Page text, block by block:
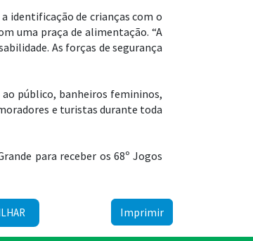
identificação de crianças com o
uma praça de alimentação. “A
As forças de segurança
público, banheiros femininos,
e turistas durante toda
para receber os 68º Jogos
Imprimir